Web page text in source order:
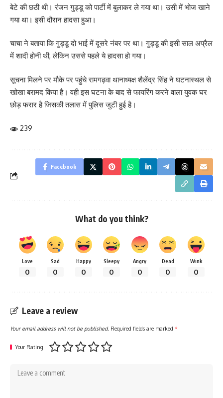
बेटे की छठी थी। रंजन गुड्डू को पार्टी में बुलाकर ले गया था। उसी में भोज खाने
गया था। इसी दौरान हादसा हुआ।
चाचा ने बताया कि गुड्डू दो भाई में दूसरे नंबर पर था। गुड्डू की इसी साल अप्रैल
में शादी होनी थी, लेकिन उससे पहले ये हादसा हो गया।
सूचना मिलने पर मौके पर पहुंचे रामगढ़वा थानाध्यक्ष शैलेंद्र सिंह ने घटनास्थल से
खोखा बरामद किया है। वही इस घटना के बाद से फायरिंग करने वाला युवक घर
छोड़ फरार है जिसकी तलास में पुलिस जुटी हुई है।
239
Facebook
What do you think?
Love
0
Sad
0
Happy
0
Sleepy
0
Angry
0
Dead
0
Wink
0
Leave a review
Your email address will not be published. Required fields are marked *
Your Rating